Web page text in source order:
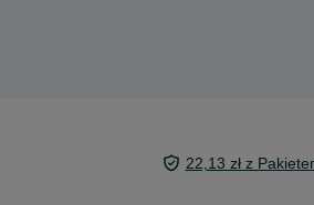
22,13 zł z